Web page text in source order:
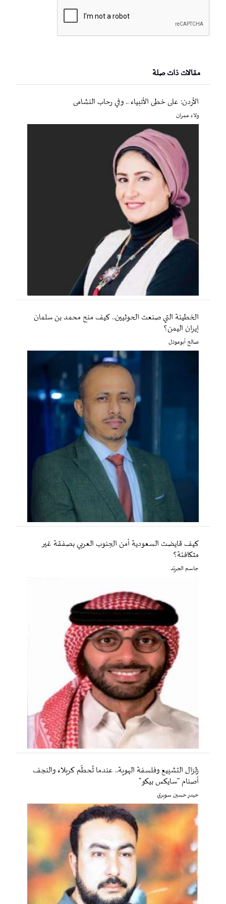
مقالات ذات صلة
الأردن: على خطى الأنبياء .. وفي رحاب النشامى
ولاء عمران
الخطيئة التي صنعت الحوثيين.. كيف منح محمد بن سلمان
إيران اليمن؟
صالح أبوعوذل
كيف قايضت السعودية أمن الجنوب العربي بصفقة غير
متكافئة؟
جاسم الجريّد
زلزال التشييع وفلسفة الهوية.. عندما تُحطّم كربلاء والنجف
أصنام "سايكس بيكو"
حيدر حسين سويري